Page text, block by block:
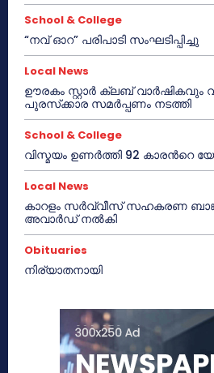
School & College
“നവ് ഓറ” പരിപാടി സംഘടിപ്പിച്ചു
Local News
ഊരകം സ്റ്റാർ ക്ലബ് വാർഷികവും
പുരസ്‌ക്കാര സമർപ്പണം നടത്തി
School & College
വിസ്മയം ഉണർത്തി 92 കാരൻറെ
Local News
കാറളം സർവ്വീസ് സഹകരണ
അവാർഡ് നൽകി
Obituaries
നിര്യാതനായി